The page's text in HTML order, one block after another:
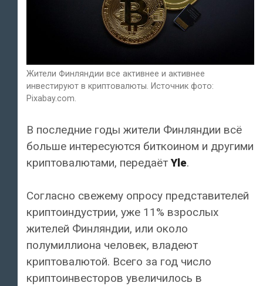
Жители Финляндии все активнее и активнее
инвестируют в криптовалюты. Источник фото:
Pixabay.com.
В последние годы жители Финляндии всё
больше интересуются биткоином и другими
криптовалютами, передаётYle.
Согласно свежему опросу представителей
криптоиндустрии, уже 11% взрослых
жителей Финляндии, или около
полумиллиона человек, владеют
криптовалютой. Всего за год число
криптоинвесторов увеличилось в